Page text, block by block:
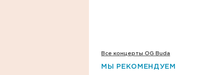
Все концерты OG Buda
МЫ РЕКОМЕНДУЕМ